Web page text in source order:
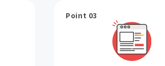
Point 03